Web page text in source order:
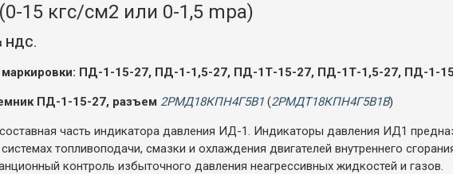
15 кгс/см2 или 0-1,5 mpa)
НДС.
ПД-1-15-27, ПД-1-1,5-27, ПД-1Т-15-27, ПД-1Т-1,5-27, ПД-1-
ПД-1-15-27, разъем 2РМД18КПН4Г5В1 (2РМДТ18КПН4Г5В1В)
часть индикатора давления ИД-1. Индикаторы давления ИД1
топливоподачи, смазки и охлаждения двигателей внутреннего
контроль избыточного давления неагрессивных жидкостей и газов.